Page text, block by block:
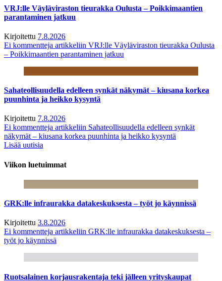
VRJ:lle Väyläviraston tieurakka Oulusta – Poikkimaantien
parantaminen jatkuu
Kirjoitettu 7.8.2026
Ei kommentteja artikkeliin VRJ:lle Väyläviraston tieurakka Oulusta
– Poikkimaantien parantaminen jatkuu
Sahateollisuudella edelleen synkät näkymät – kiusana korkea
puunhinta ja heikko kysyntä
Kirjoitettu 7.8.2026
Ei kommentteja artikkeliin Sahateollisuudella edelleen synkät
näkymät – kiusana korkea puunhinta ja heikko kysyntä
Lisää uutisia
Viikon luetuimmat
GRK:lle infraurakka datakeskuksesta – työt jo käynnissä
Kirjoitettu 3.8.2026
Ei kommentteja artikkeliin GRK:lle infraurakka datakeskuksesta –
työt jo käynnissä
Ruotsalainen korjausrakentaja teki jälleen yrityskaupat